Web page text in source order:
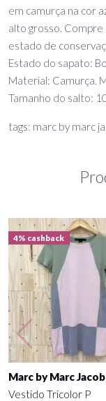
em camurça na cor
alto grosso.
estado de
Estado do sapato:
Material: Camurça.
Tamanho do salto:
tags: marc by marc
4% cashback
Marc by Marc
Vestido Tricolor P